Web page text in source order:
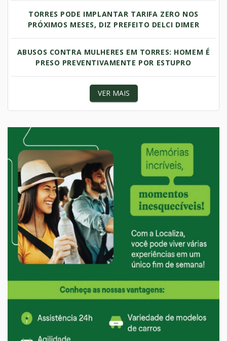
TORRES PODE IMPLANTAR TARIFA ZERO NOS
PRÓXIMOS MESES, DIZ PREFEITO DELCI DIMER
ABUSOS CONTRA MULHERES EM TORRES: HOMEM É
PRESO PREVENTIVAMENTE POR ESTUPRO
VER MAIS